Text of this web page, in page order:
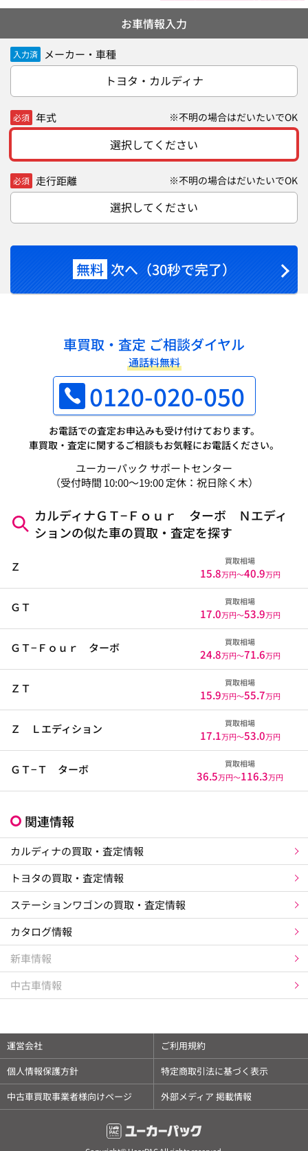
お車情報入力
入力済 メーカー・車種
トヨタ・カルディナ
必須 年式 ※不明の場合はだいたいでOK
選択してください
必須 走行距離 ※不明の場合はだいたいでOK
選択してください
無料 次へ（30秒で完了）
車買取・査定 ご相談ダイヤル
通話料無料
0120-020-050
お電話での査定お申込みも受け付けております。
車買取・査定に関するご相談もお気軽にお電話ください。
ユーカーパック サポートセンター
（受付時間 10:00～19:00 定休：祝日除く木）
カルディナＧＴ−Ｆｏｕｒ ターボ Ｎエディ
ションの似た車の買取・査定を探す
Ｚ 買取相場
15.8万円〜40.9万円
ＧＴ 買取相場
17.0万円〜53.9万円
ＧＴ−Ｆｏｕｒ ターボ 買取相場
24.8万円〜71.6万円
ＺＴ 買取相場
15.9万円〜55.7万円
Ｚ Ｌエディション 買取相場
17.1万円〜53.0万円
ＧＴ−Ｔ ターボ 買取相場
36.5万円〜116.3万円
関連情報
カルディナの買取・査定情報
トヨタの買取・査定情報
ステーションワゴンの買取・査定情報
カタログ情報
新車情報
中古車情報
運営会社
ご利用規約
個人情報保護方針
特定商取引法に基づく表示
中古車買取事業者様向けページ
外部メディア 掲載情報
×
相場チェックはアプリがスムーズです
愛車情報を登録して管理できます
✓ 毎日更新の相場をアプリですぐ確認できます
✓ 電話番号などの個人情報登録は不要です
アプリで開く